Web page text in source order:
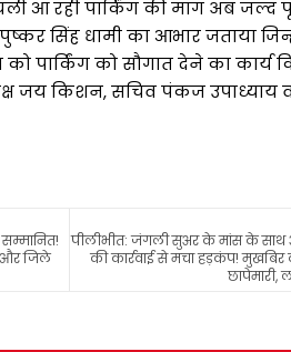
आ रही पार्किंग की मांग अब जल्द
सिंह धामी का आभार जताया
पार्किंग को सौगात देने का कार्य
जय किशन, सचिव पंकज उपाध्याय
पीलीभीत: जंगली सुअर के मांस के साथ
की कार्रवाई से मचा हड़कंप!
छापेमारी,
और जिले